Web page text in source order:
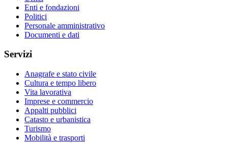
Enti e fondazioni
Politici
Personale amministrativo
Documenti e dati
Servizi
Anagrafe e stato civile
Cultura e tempo libero
Vita lavorativa
Imprese e commercio
Appalti pubblici
Catasto e urbanistica
Turismo
Mobilità e trasporti